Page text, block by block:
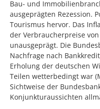
Bau- und
ausgeprägten Rezession.
Tourismus hervor. Das
der Verbraucherpreise
unausgeprägt. Die
Nachfrage nach
Erholung der deutschen
Teilen wetterbedingt war
Sichtweise der
Konjunkturaussichten